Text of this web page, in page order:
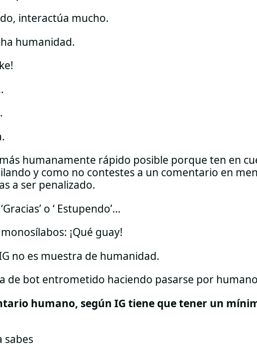
interactúa mucho.
humanidad.
humanamente rápido posible porque ten en
y como no contestes a un comentario en
a ser penalizado.
o ‘ Estupendo’…
¡Qué guay!
no es muestra de humanidad.
de bot entrometido haciendo pasarse por
humano, según IG tiene que tener un
sabes